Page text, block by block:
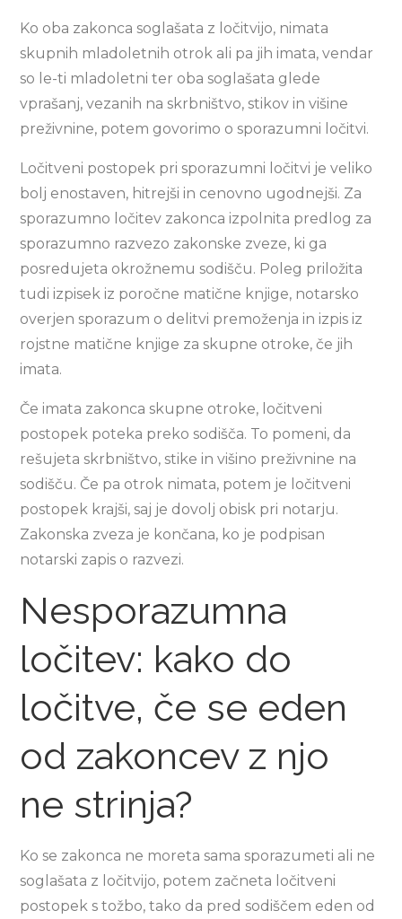
Ko oba zakonca soglašata z ločitvijo, nimata
skupnih mladoletnih otrok ali pa jih imata, vendar
so le-ti mladoletni ter oba soglašata glede
vprašanj, vezanih na skrbništvo, stikov in višine
preživnine, potem govorimo o sporazumni ločitvi.
Ločitveni postopek pri sporazumni ločitvi je veliko
bolj enostaven, hitrejši in cenovno ugodnejši. Za
sporazumno ločitev zakonca izpolnita predlog za
sporazumno razvezo zakonske zveze, ki ga
posredujeta okrožnemu sodišču. Poleg priložita
tudi izpisek iz poročne matične knjige, notarsko
overjen sporazum o delitvi premoženja in izpis iz
rojstne matične knjige za skupne otroke, če jih
imata.
Če imata zakonca skupne otroke, ločitveni
postopek poteka preko sodišča. To pomeni, da
rešujeta skrbništvo, stike in višino preživnine na
sodišču. Če pa otrok nimata, potem je ločitveni
postopek krajši, saj je dovolj obisk pri notarju.
Zakonska zveza je končana, ko je podpisan
notarski zapis o razvezi.
Nesporazumna
ločitev: kako do
ločitve, če se eden
od zakoncev z njo
ne strinja?
Ko se zakonca ne moreta sama sporazumeti ali ne
soglašata z ločitvijo, potem začneta ločitveni
postopek s tožbo, tako da pred sodiščem eden od